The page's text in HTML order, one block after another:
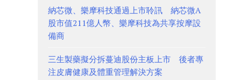
納芯微、樂摩科技通過上市聆訊 納芯微A
股市值211億人幣、樂摩科技為共享按摩設
備商
三生製藥擬分拆蔓迪股份主板上市 後者專
注皮膚健康及體重管理解決方案